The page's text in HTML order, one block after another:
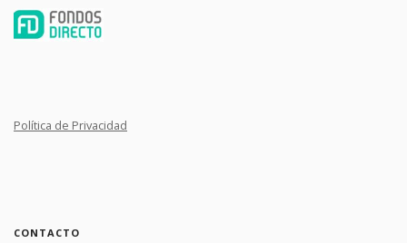
Política de Privacidad
CONTACTO